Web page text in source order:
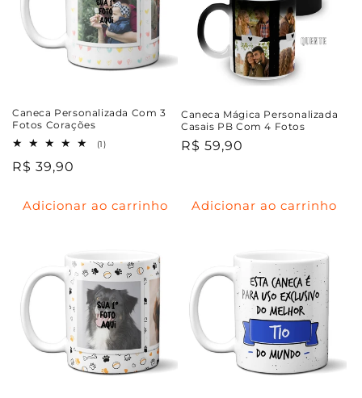
Caneca Personalizada Com 3
Fotos Corações
(1)1
Preço
R$ 39,90
Adicionar ao carrinho
Caneca Mágica Personalizada
Casais PB Com 4 Fotos
Preço
R$ 59,90
Adicionar ao carrinho